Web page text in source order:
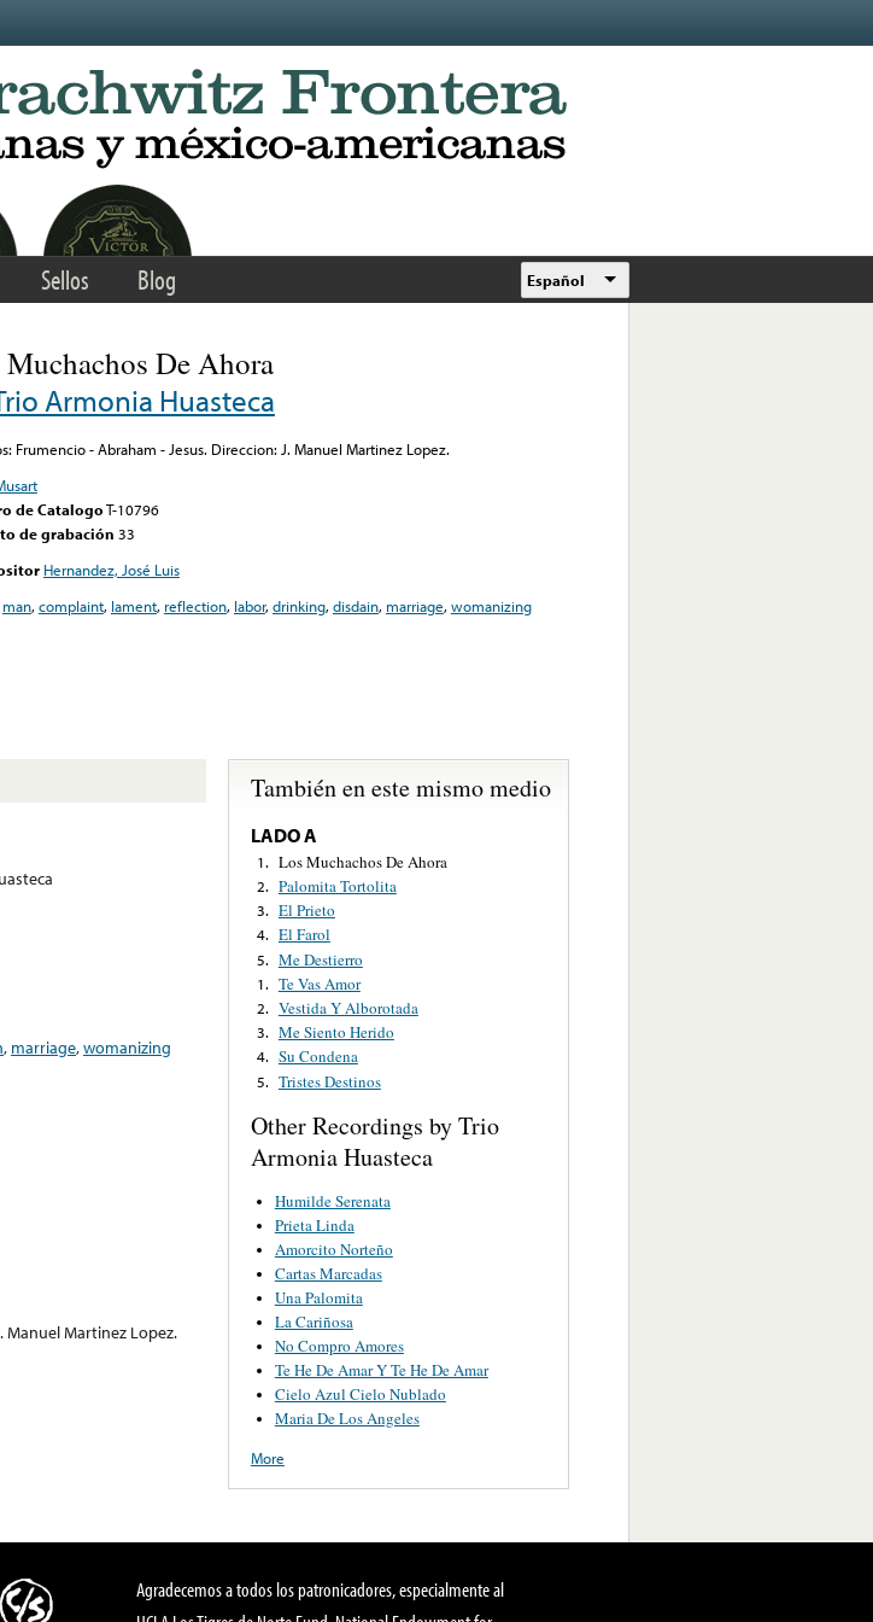
Sellos Blog Español
De Ahora
Armonia Huasteca
Frumencio - Abraham - Jesus. Direccion: J. Manuel Martinez Lopez.
de CatalogoT-10796
de grabación 33
Hernandez, José Luis
man,complaint, lament, reflection, labor,drinking,disdain, marriage,womanizing
, marriage,womanizing
Manuel Martinez Lopez.
También en este mismo medio
LADO A
1. Los Muchachos De Ahora
2. Palomita Tortolita
3. El Prieto
4. El Farol
5. Me Destierro
1. Te Vas Amor
2. Vestida Y Alborotada
3. Me Siento Herido
4. Su Condena
5. Tristes Destinos
Other Recordings by Trio
Armonia Huasteca
Humilde Serenata
Prieta Linda
Amorcito Norteño
Cartas Marcadas
Una Palomita
La Cariñosa
No Compro Amores
Te He De Amar Y Te He De Amar
Cielo Azul Cielo Nublado
Maria De Los Angeles
More
Agradecemos a todos los patronicadores, especialmente al